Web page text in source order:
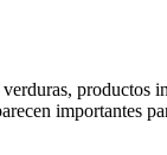
productos
importantes